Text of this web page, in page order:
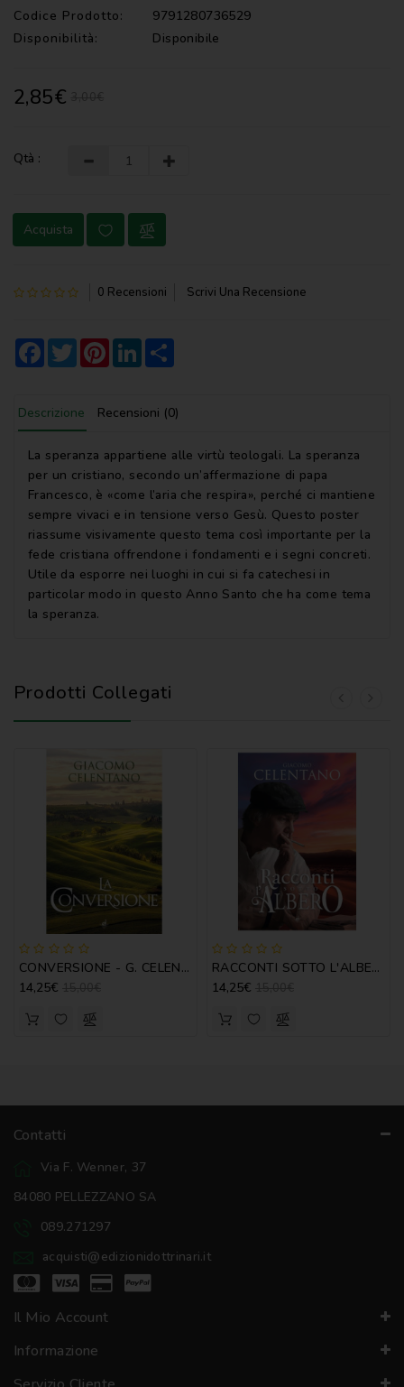
LITURGIA
MARIOLOGIA
CANTI
PERGAMENE
S.
SPIRITUALITA'
STORIA
VARIE
VARIE
PER
BAMBINI
Codice Prodotto:
9791280736529
Disponibilità:
Disponibile
2,85€
Qtà :
Acquista
0 Recensioni Scrivi Una Recensione
FacebookTwitterPinterestLinkedIn
Descrizione Recensioni (0)
La speranza appartiene alle virtù teologali. La speranza
per un cristiano, secondo un’affermazione di papa
Francesco, è «come l’aria che respira», perché ci mantiene
sempre vivaci e in tensione verso Gesù. Questo poster
riassume visivamente questo tema così importante per la
fede cristiana offrendone i fondamenti e i segni concreti.
Utile da esporre nei luoghi in cui si fa catechesi in
particolar modo in questo Anno Santo che ha come tema
la speranza.
Prodotti Collegati
CONVERSIONE - G. CELENTANO
14,25€
RACCONTI SOTTO L'ALBERO - G. CELENTANO
14,25€
Contatti
Via F. Wenner, 37
84080 PELLEZZANO SA
089.271297
acquisti@edizionidottrinari.it
Il Mio Account
Informazione